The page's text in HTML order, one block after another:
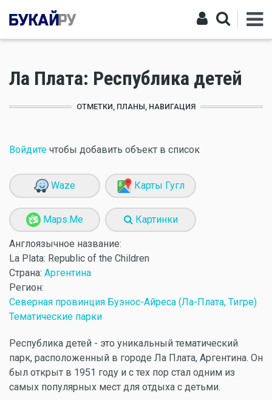
Ла Плата: Республика детей
ОТМЕТКИ, ПЛАНЫ, НАВИГАЦИЯ
Войдите чтобы добавить объект в список
Waze Карты Гугл
Maps.Me Картинки
Англоязычное название:
La Plata: Republic of the Children
Страна: Аргентина
Регион:
Северная провинция Буэнос-Айреса (Ла-Плата, Тигре)
Тематические парки
Республика детей - это уникальный тематический
парк, расположенный в городе Ла Плата, Аргентина. Он
был открыт в 1951 году и с тех пор стал одним из
самых популярных мест для отдыха с детьми.